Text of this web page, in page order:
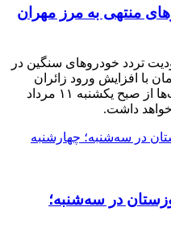
منتهی به مرز مهران
تردد خودروهای سنگین در
با افزایش ورود زائران
اربعین خبر داد و گفت: این محدودیت‌ها از صبح یکشنبه ۱۱ مرداد
در سه‌شنبه؛